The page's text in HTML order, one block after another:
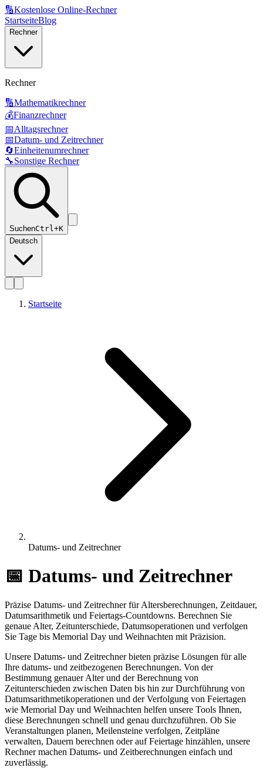
🔢Kostenlose Online-Rechner
StartseiteBlog
Rechner
Rechner
🔢Mathematikrechner
💰Finanzrechner
📅Alltagsrechner
📅Datum- und Zeitrechner
🔄Einheitenumrechner
🔧Sonstige Rechner
SuchenCtrl+K
Deutsch
Startseite
Datums- und Zeitrechner
📅 Datums- und Zeitrechner
Präzise Datums- und Zeitrechner für Altersberechnungen, Zeitdauer,
Datumsarithmetik und Feiertags-Countdowns. Berechnen Sie
genaue Alter, Zeitunterschiede, Datumsoperationen und verfolgen
Sie Tage bis Memorial Day und Weihnachten mit Präzision.
Unsere Datums- und Zeitrechner bieten präzise Lösungen für alle
Ihre datums- und zeitbezogenen Berechnungen. Von der
Bestimmung genauer Alter und der Berechnung von
Zeitunterschieden zwischen Daten bis hin zur Durchführung von
Datumsarithmetikoperationen und der Verfolgung von Feiertagen
wie Memorial Day und Weihnachten helfen unsere Tools Ihnen,
diese Berechnungen schnell und genau durchzuführen. Ob Sie
Veranstaltungen planen, Meilensteine verfolgen, Zeitpläne
verwalten, Dauern berechnen oder auf Feiertage hinzählen, unsere
Rechner machen Datums- und Zeitberechnungen einfach und
zuverlässig.